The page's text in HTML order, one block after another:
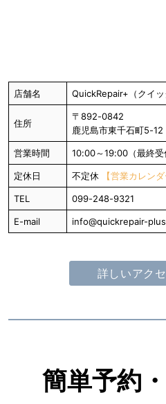
店舗名 QuickRepair+（クイッ
住所
〒892-0842
鹿児島市東千石町5-
営業時間 10:00～19:00（最終受
定休日 不定休 【営業カレンダ
TEL 099-248-9321
E-mail info@quickrepair-
詳しいアク
簡単予約